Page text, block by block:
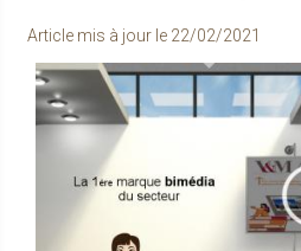
Article mis à jour le 22/02/2021